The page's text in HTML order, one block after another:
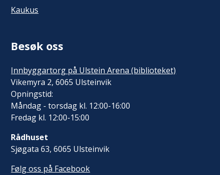
Kaukus
Besøk oss
Innbyggartorg på Ulstein Arena (biblioteket)
Vikemyra 2, 6065 Ulsteinvik
Opningstid:
Måndag - torsdag kl. 12:00-16:00
Fredag kl. 12:00-15:00
Rådhuset
Sjøgata 63, 6065 Ulsteinvik
Følg oss på Facebook